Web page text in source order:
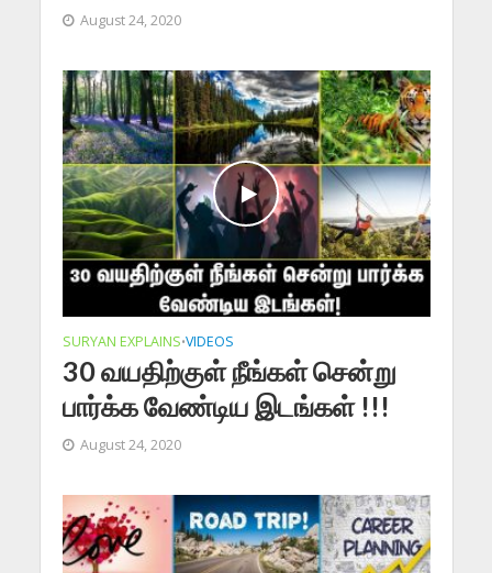
August 24, 2020
SURYAN EXPLAINS•VIDEOS
30 வயதிற்குள் நீங்கள் சென்று
பார்க்க வேண்டிய இடங்கள் !!!
August 24, 2020